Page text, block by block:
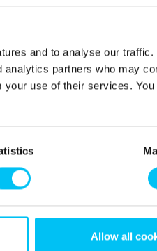
and to analyse our traffic.
partners who may
your use of their services.
Allow all
i Aalbæk